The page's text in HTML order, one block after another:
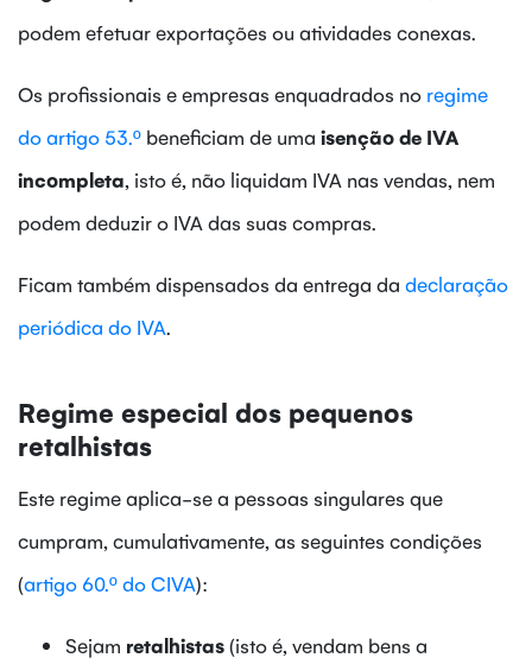
podem efetuar exportações ou atividades conexas.
Os profissionais e empresas enquadrados no regime
do artigo 53.º beneficiam de uma isenção de IVA
incompleta, isto é, não liquidam IVA nas vendas, nem
podem deduzir o IVA das suas compras.
Ficam também dispensados da entrega da declaração
periódica do IVA.
Regime especial dos pequenos
retalhistas
Este regime aplica-se a pessoas singulares que
cumpram, cumulativamente, as seguintes condições
(artigo 60.º do CIVA):
Sejam retalhistas(isto é, vendam bens a